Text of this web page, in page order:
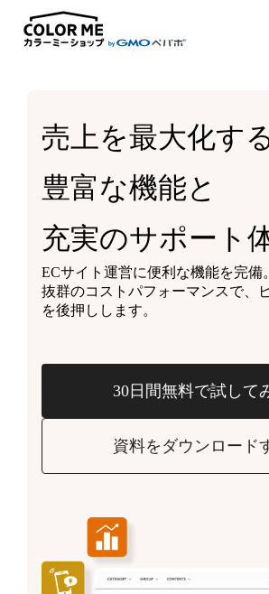
売上を最大化す
豊富な機能と
充実のサポート
ECサイト運営に便利な機能を完備。
抜群のコストパフォーマンスで、
を後押しします。
30日間無料で試して
資料をダウンロード